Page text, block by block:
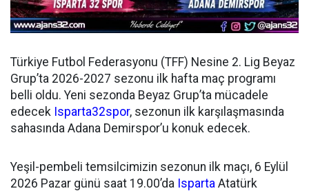
Türkiye Futbol Federasyonu (TFF) Nesine 2. Lig Beyaz
Grup’ta 2026-2027 sezonu ilk hafta maç programı
belli oldu. Yeni sezonda Beyaz Grup’ta mücadele
edecek Isparta32spor, sezonun ilk karşılaşmasında
sahasında Adana Demirspor’u konuk edecek.
Yeşil-pembeli temsilcimizin sezonun ilk maçı, 6 Eylül
2026 Pazar günü saat 19.00’da Isparta Atatürk